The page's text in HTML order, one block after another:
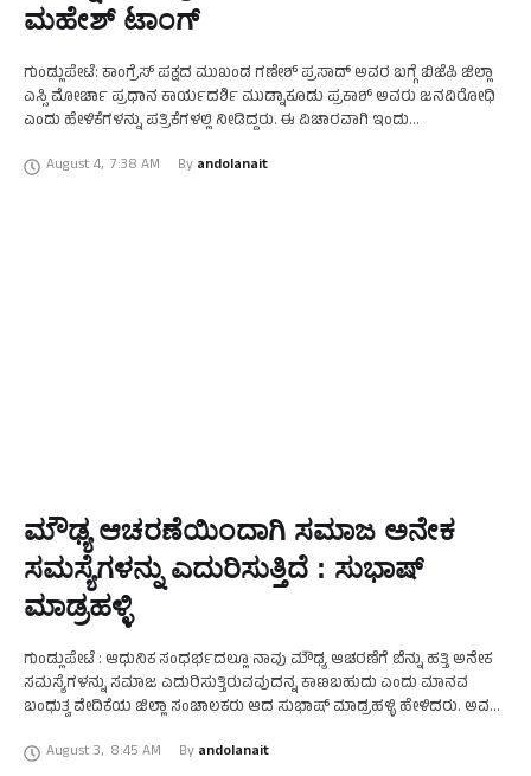
ಮಹೇಶ್‌ ಟಾಂಗ್‌
ಗುಂಡ್ಲುಪೇಟೆ: ಕಾಂಗ್ರೆಸ್‌ ಪಕ್ಷದ ಮುಖಂಡ ಗಣೇಶ್‌ ಪ್ರಸಾದ್‌ ಅವರ ಬಗ್ಗೆ ಬಿಜೆಪಿ ಜಿಲ್ಲಾ
ಎಸ್ಸಿ ಮೋರ್ಚಾ ಪ್ರಧಾನ ಕಾರ್ಯದರ್ಶಿ ಮುಡ್ನಾಕೂಡು ಪ್ರಕಾಶ್ ಅವರು ಜನವಿರೋಧಿ
ಎಂದು ಹೇಳಿಕೆಗಳನ್ನು ಪತ್ರಿಕೆಗಳಲ್ಲಿ ನೀಡಿದ್ದರು. ಈ ವಿಚಾರವಾಗಿ ಇಂದು
August 4, 7:38 AM By andolanait
ಮೌಢ್ಯ ಆಚರಣೆಯಿಂದಾಗಿ ಸಮಾಜ ಅನೇಕ
ಸಮಸ್ಯೆಗಳನ್ನು ಎದುರಿಸುತ್ತಿದೆ : ಸುಭಾಷ್
ಮಾಡ್ರಹಳ್ಳಿ
ಗುಂಡ್ಲುಪೇಟೆ : ಆಧುನಿಕ ಸಂಧರ್ಭದಲ್ಲೂ ನಾವು ಮೌಢ್ಯ ಆಚರಣೆಗೆ ಬೆನ್ನು ಹತ್ತಿ ಅನೇಕ
ಸಮಸ್ಯೆಗಳನ್ನು ಸಮಾಜ ಎದುರಿಸುತ್ತಿರುವವುದನ್ನ ಕಾಣಬಹುದು ಎಂದು ಮಾನವ
ಬಂಧುತ್ವ ವೇದಿಕೆಯ ಜಿಲ್ಲಾ ಸಂಚಾಲಕರು ಆದ ಸುಭಾಷ್ ಮಾಡ್ರಹಳ್ಳಿ ಹೇಳಿದರು. ಅವರು
August 3, 8:45 AM By andolanait